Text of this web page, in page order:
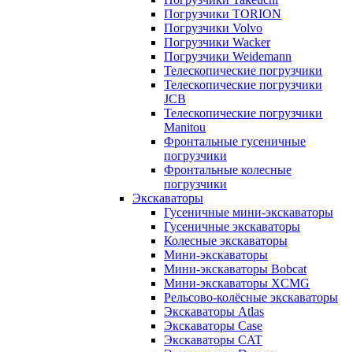
Погрузчики TORION
Погрузчики Volvo
Погрузчики Wacker
Погрузчики Weidemann
Телескопические погрузчики
Телескопические погрузчики
JCB
Телескопические погрузчики
Manitou
Фронтальные гусеничные
погрузчики
Фронтальные колесные
погрузчики
Экскаваторы
Гусеничные мини-экскаваторы
Гусеничные экскаваторы
Колесные экскаваторы
Мини-экскаваторы
Мини-экскаваторы Bobcat
Мини-экскаваторы XCMG
Рельсово-колёсные экскаваторы
Экскаваторы Atlas
Экскаваторы Case
Экскаваторы CAT